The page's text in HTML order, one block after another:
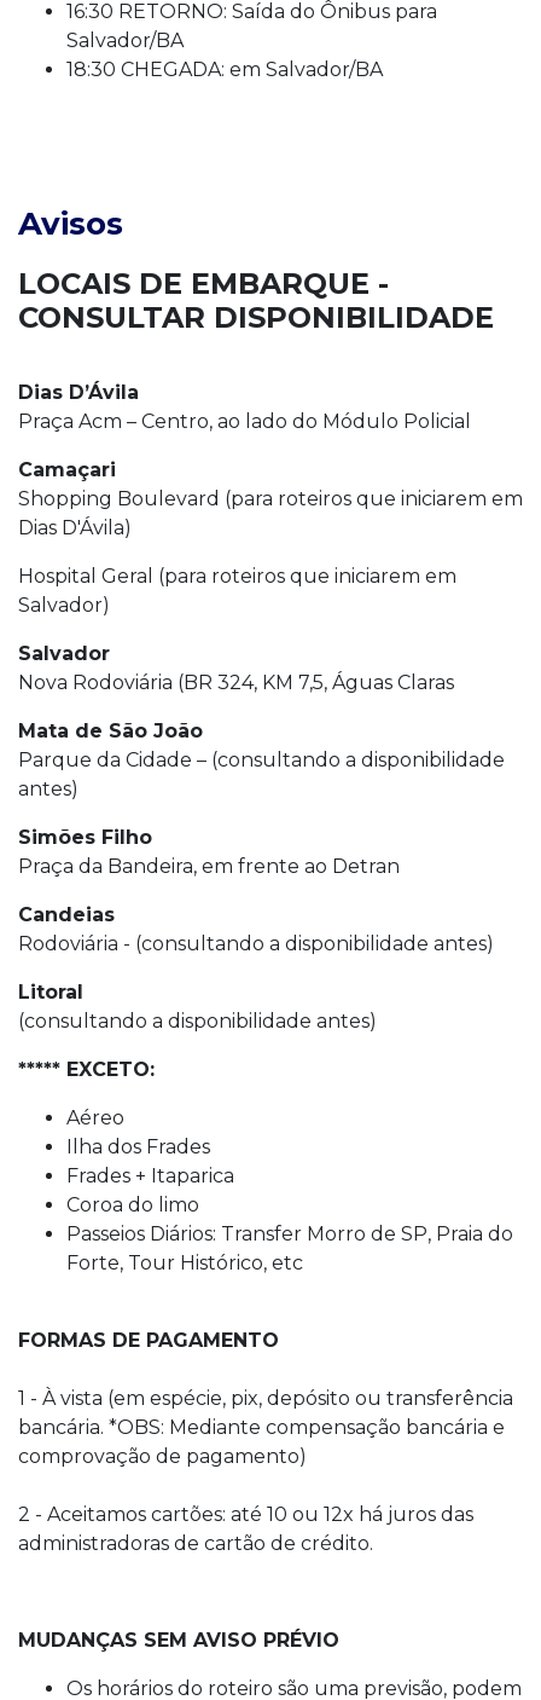
16:30 RETORNO: Saída do Ônibus para
Salvador/BA
18:30 CHEGADA: em Salvador/BA
Avisos
LOCAIS DE EMBARQUE -
CONSULTAR DISPONIBILIDADE
Dias D’Ávila
Praça Acm – Centro, ao lado do Módulo Policial
Camaçari
Shopping Boulevard (para roteiros que iniciarem em
Dias D'Ávila)
Hospital Geral (para roteiros que iniciarem em
Salvador)
Salvador
Nova Rodoviária (BR 324, KM 7,5, Águas Claras
Mata de São João
Parque da Cidade – (consultando a disponibilidade
antes)
Simões Filho
Praça da Bandeira, em frente ao Detran
Candeias
Rodoviária - (consultando a disponibilidade antes)
Litoral
(consultando a disponibilidade antes)
***** EXCETO:
Aéreo
Ilha dos Frades
Frades + Itaparica
Coroa do limo
Passeios Diários: Transfer Morro de SP, Praia do
Forte, Tour Histórico, etc
FORMAS DE PAGAMENTO
1 - À vista (em espécie, pix, depósito ou transferência
bancária. *OBS: Mediante compensação bancária e
comprovação de pagamento)
2 - Aceitamos cartões: até 10 ou 12x há juros das
administradoras de cartão de crédito.
MUDANÇAS SEM AVISO PRÉVIO
Os horários do roteiro são uma previsão, podem